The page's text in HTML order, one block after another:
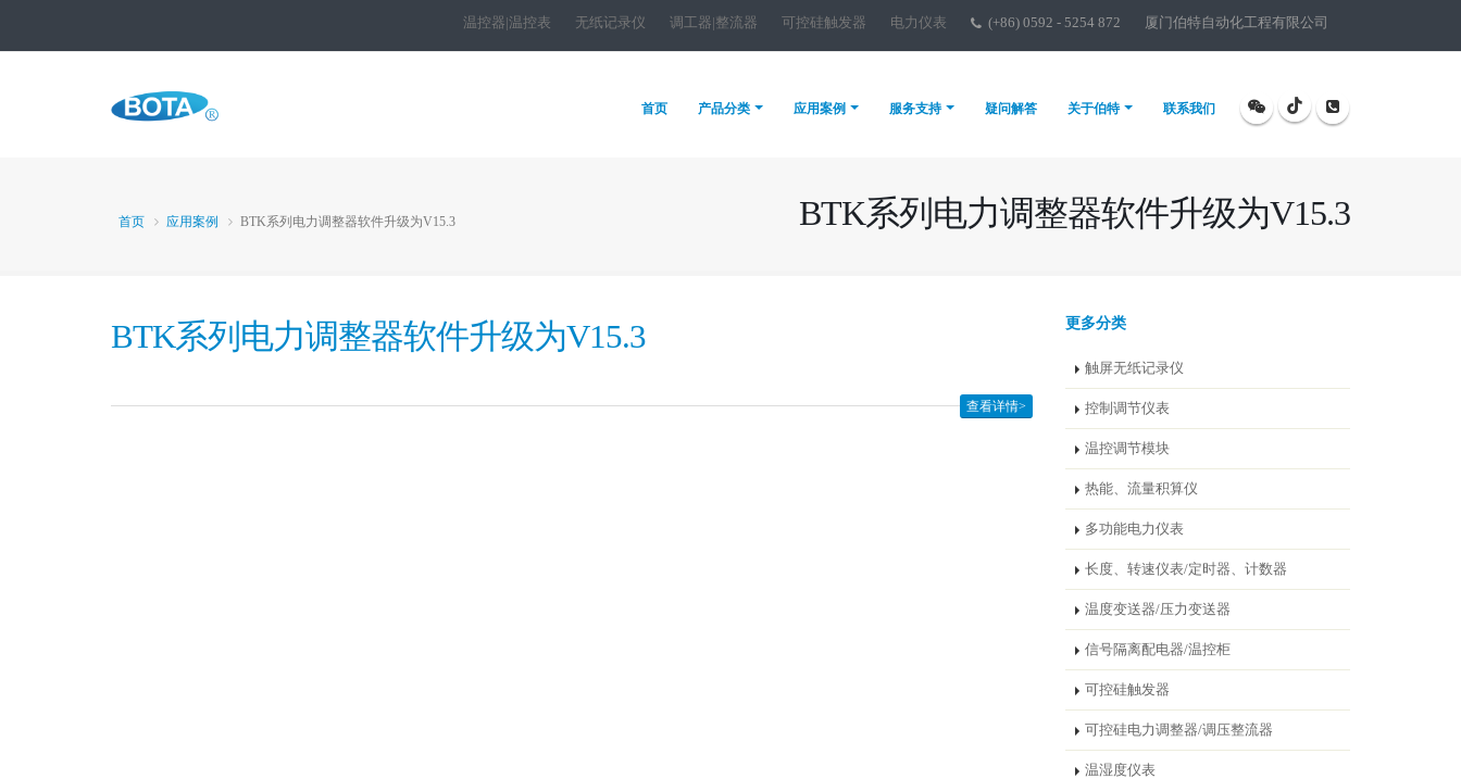
温控器|温控表 无纸记录仪 调工器|整流器 可控硅触发器 电力仪表 (+86) 0592 - 5254 872 厦门伯特自动化工程有限公司
首页 产品分类 应用案例 服务支持 疑问解答 关于伯特 联系我们
首页 应用案例 BTK系列电力调整器软件升级为V15.3 BTK系列电力调整器软件升级为V15.3
BTK系列电力调整器软件升级为V15.3
查看详情>
更多分类
触屏无纸记录仪
控制调节仪表
温控调节模块
热能、流量积算仪
多功能电力仪表
长度、转速仪表/定时器、计数器
温度变送器/压力变送器
信号隔离配电器/温控柜
可控硅触发器
可控硅电力调整器/调压整流器
温湿度仪表